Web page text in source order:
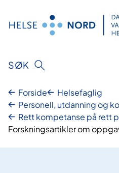
innhold
SØK
Forside
Helsefaglig
Personell, utdanning og
Rett kompetanse på rett
Forskningsartikler om